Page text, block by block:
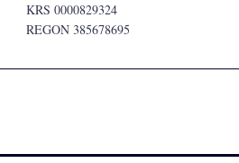
KRS 0000829324
REGON 385678695